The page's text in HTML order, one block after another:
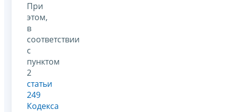
При
этом,
в
соответствии
с
пунктом
2
статьи
249
Кодекса